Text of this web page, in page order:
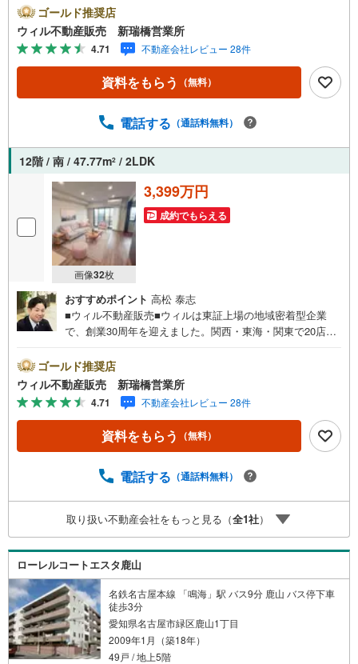
たお手伝いも可能です。新瑞橋駅から徒歩1分の店舗には、
キッズスペースやおむつ替えスペースを完備しており、お
子様連れのお客様も安心してご利用いただけます。●平日の
お住まい探しの方へ●弊社では平日にご内覧や契約を希望さ
れるお客様のために、「平日会員制度」という割引プラン
をご用意しています。●お仕事で忙しい方へ●午前10時から
ければ、営業時間外でのご内覧にも対応いたします。ま
の内覧も可能です●弊社は定休日なく営業しており、当日の
ご内覧も承ります。弊社で掲載している物件以外にもご紹
介可能ですので、一度ご相談ください。物件に関すること
はもちろん、住宅ローンなどの資金面やリフォームに関す
ることなど、お住まいに関するどんなことでもお気軽にご
相談ください。
ゴールド推奨店
ウィル不動産販売 新瑞橋営業所
4.71 不動産会社レビュー 28件
資料をもらう （無料）
電話する （通話料無料）
12階 / 南 / 47.77m2 / 2LDK
画像32枚
3,399万円
成約でもらえる
おすすめポイント 高松 泰志
■ウィル不動産販売■ウィルは東証上場の地域密着型企業
で、創業30周年を迎えました。関西・東海・関東で20店舗
です。新瑞橋駅から徒歩1分の店舗には、キッズスペースや
おむつ替えスペースを完備しており、お子様連れのお客様
も安心してご利用いただけます。●平日のお住まい探しの方
へ●弊社では平日にご内覧や契約を希望されるお客様のため
に、「平日会員制度」という割引プランをご用意していま
す。●お仕事で忙しい方へ●午前10時から午後7時まで、毎
間外でのご内覧にも対応いたします。また、オンライン内
弊社は定休日なく営業しており、当日のご内覧も承りま
す。弊社で掲載している物件以外にもご紹介可能ですの
で、一度ご相談ください。●その他の相談もプロが対応●物
件に関することはもちろん、住宅ローンなどの資金面やリ
フォームに関することなど、お住まいに関するどんなこと
でもお気軽にご相談ください。
ゴールド推奨店
ウィル不動産販売 新瑞橋営業所
4.71 不動産会社レビュー 28件
資料をもらう （無料）
電話する （通話料無料）
取り扱い不動産会社をもっと見る（全1社）
ローレルコートエスタ鹿山
名鉄名古屋本線 「鳴海」駅 バス9分 鹿山 バス停下車
徒歩3分
愛知県名古屋市緑区鹿山1丁目
2009年1月（築18年）
49戸 / 地上5階